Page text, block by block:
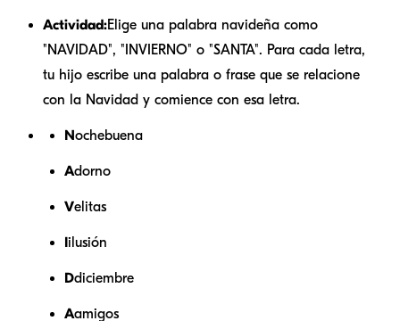
Actividad:Elige una palabra navideña como
"NAVIDAD", "INVIERNO" o "SANTA". Para cada letra,
tu hijo escribe una palabra o frase que se relacione
con la Navidad y comience con esa letra.
Nochebuena
Adorno
Velitas
Iilusión
Ddiciembre
Aamigos